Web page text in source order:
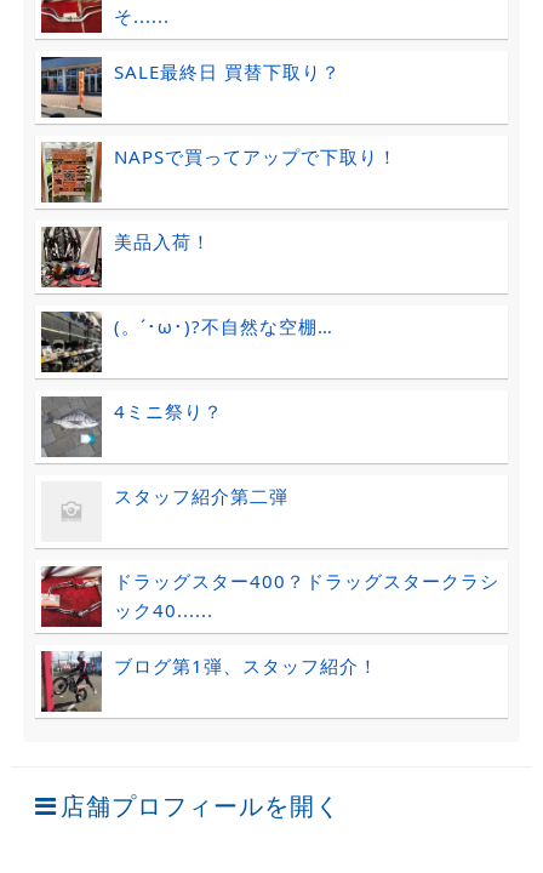
そ......
SALE最終日 買替下取り？
NAPSで買ってアップで下取り！
美品入荷！
(。´･ω･)?不自然な空棚…
4ミニ祭り？
スタッフ紹介第二弾
ドラッグスター400？ドラッグスタークラシ
ック40......
ブログ第1弾、スタッフ紹介！
店舗プロフィールを開く